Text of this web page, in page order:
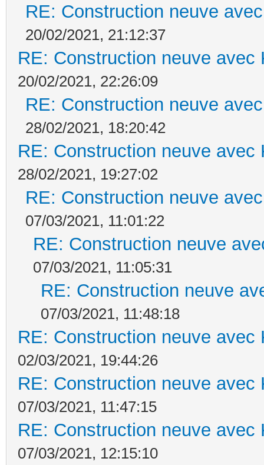
RE: Construction neuve
20/02/2021, 21:12:37
RE: Construction neuve avec
20/02/2021, 22:26:09
RE: Construction neuve
28/02/2021, 18:20:42
RE: Construction neuve avec
28/02/2021, 19:27:02
RE: Construction neuve
07/03/2021, 11:01:22
RE: Construction neuve
07/03/2021, 11:05:31
RE: Construction neuve
07/03/2021, 11:48:18
RE: Construction neuve avec
02/03/2021, 19:44:26
RE: Construction neuve avec
07/03/2021, 11:47:15
RE: Construction neuve avec
07/03/2021, 12:15:10